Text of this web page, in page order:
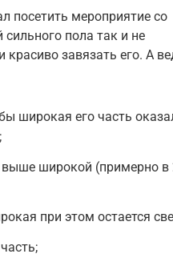
посетить мероприятие со
пола так и не
красиво завязать его. А
широкая его часть
выше широкой (примерно в
при этом остается